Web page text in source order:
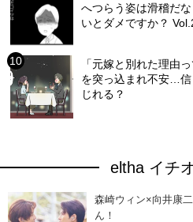
へつらう姿は滑稽だ
いとダメですか？
「元嫁と別れた理由
を突っ込まれ不安…
じれる？
eltha イチ
森崎ウィン×向井康
ん！